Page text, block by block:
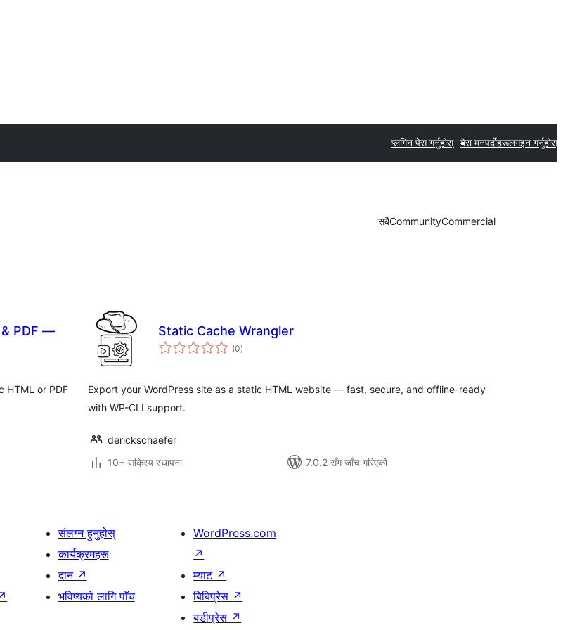
प्लगिन पेस गर्नुहोस् मेरा मनपर्दोहरूलगइन गर्नुहोस्
सबैCommunityCommercial
PDF —
HTML or PDF
Static Cache Wrangler
(0कुल
रेटिङ्गहरू
)
Export your WordPress site as a static HTML website — fast, secure, and offline-ready
with WP-CLI support.
derickschaefer
10+ सक्रिय स्थापना
7.0.2 सँग जाँच गरिएको
संलग्न हुनुहोस्
कार्यक्रमहरू
दान ↗
भविष्यको लागि पाँच
WordPress.com
↗
म्याट ↗
बिबिप्रेस ↗
बडीप्रेस ↗